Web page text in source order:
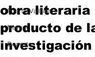
Puerto Vallarta
Nayarit
Deportes
obra literaria
producto de
investigación